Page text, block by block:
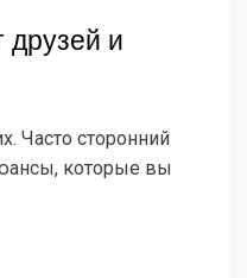
друзей и
Часто сторонний
которые вы